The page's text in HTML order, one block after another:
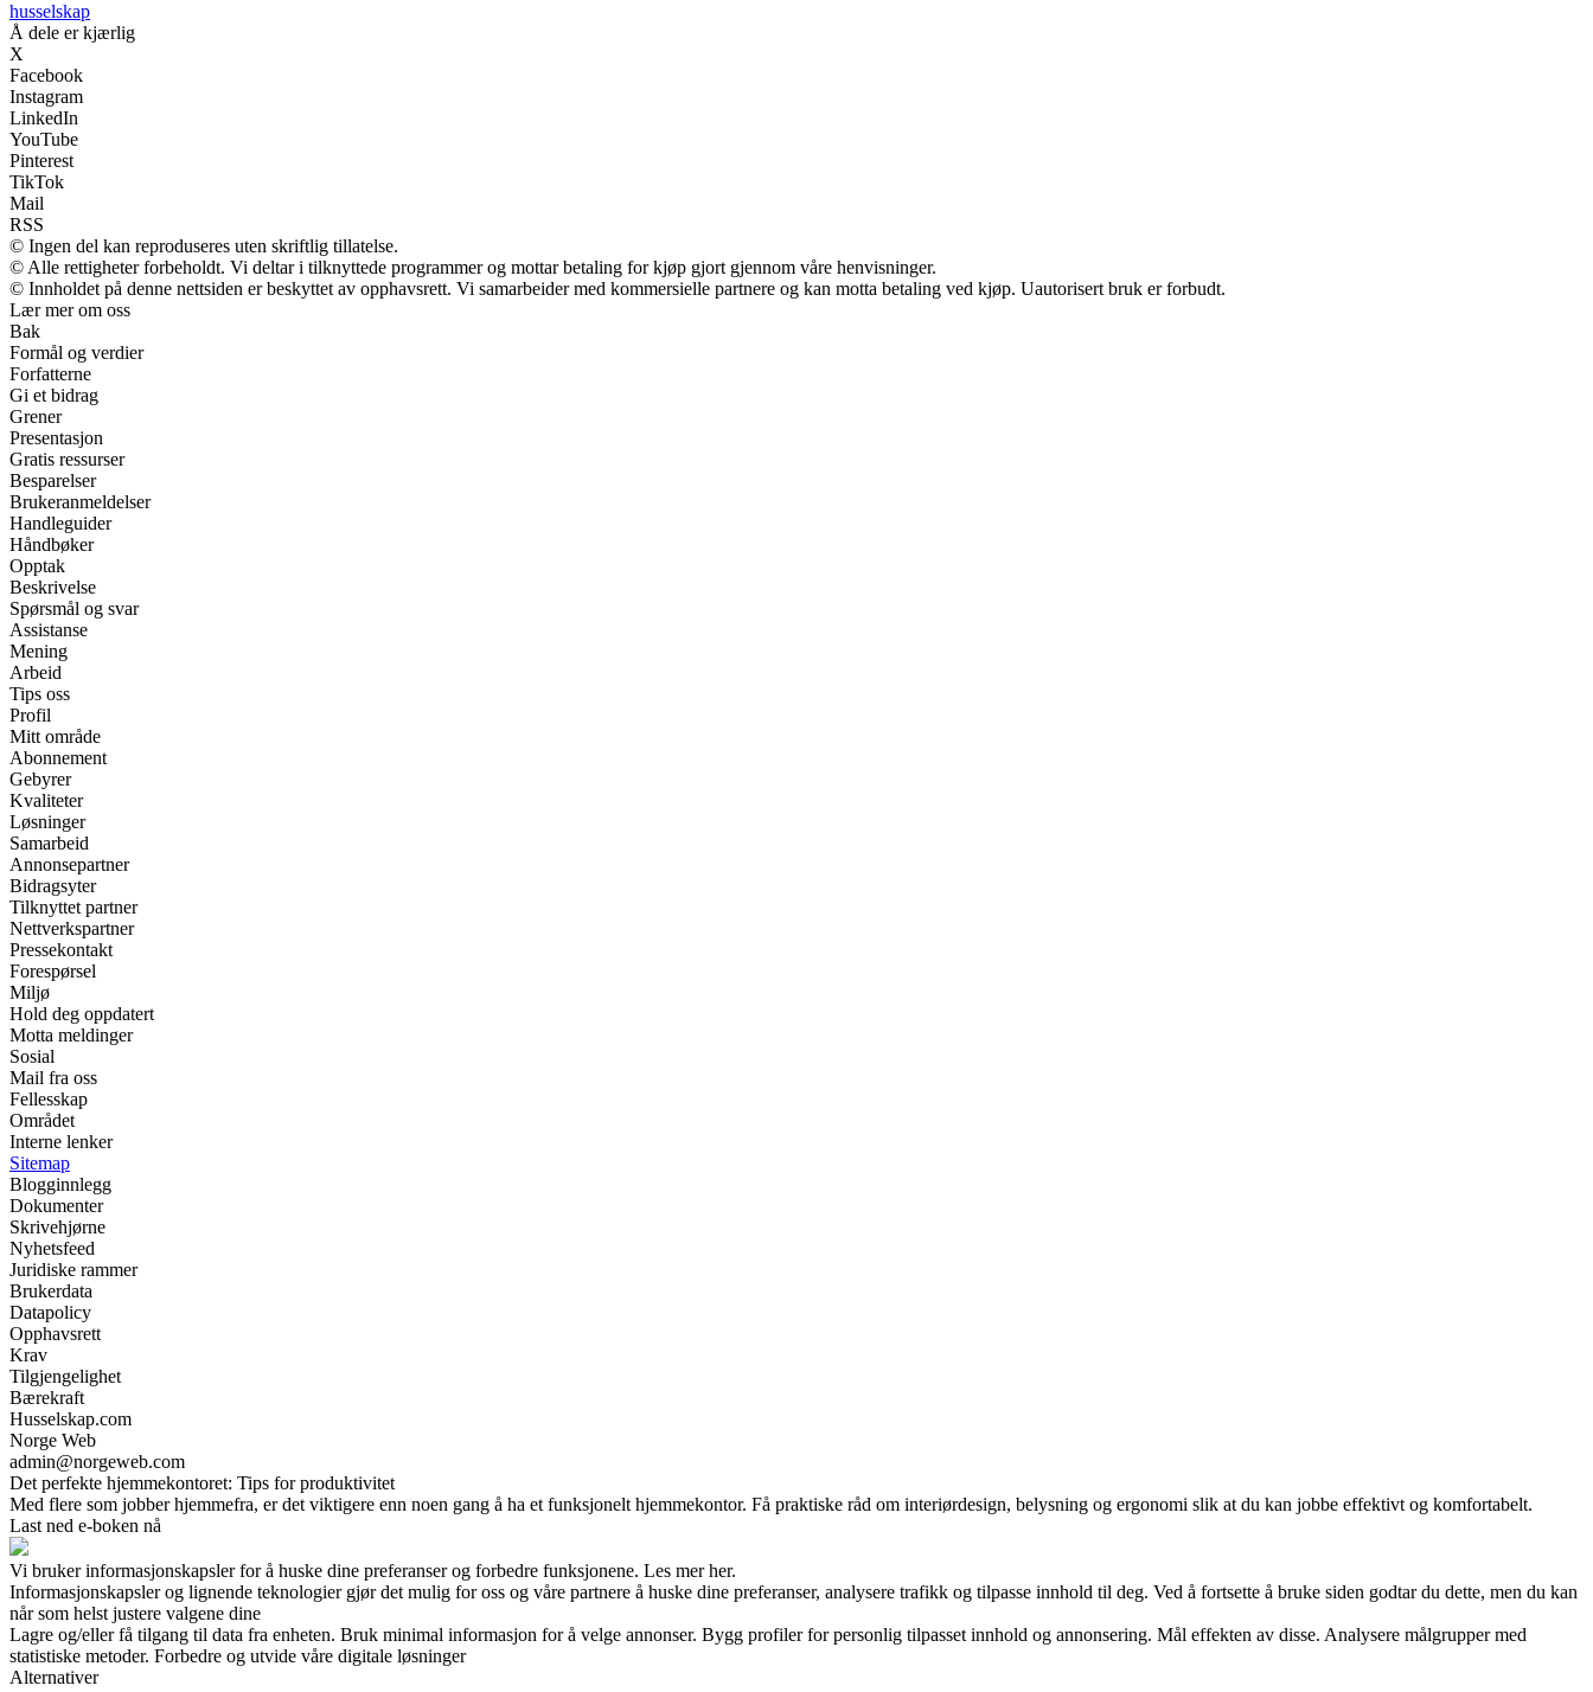
husselskap
Å dele er kjærlig
X
Facebook
Instagram
LinkedIn
YouTube
Pinterest
TikTok
Mail
RSS
© Ingen del kan reproduseres uten skriftlig tillatelse.
© Alle rettigheter forbeholdt. Vi deltar i tilknyttede programmer og mottar betaling for kjøp gjort gjennom våre henvisninger.
© Innholdet på denne nettsiden er beskyttet av opphavsrett. Vi samarbeider med kommersielle partnere og kan motta betaling ved kjøp. Uautorisert bruk er forbudt.
Lær mer om oss
Bak
Formål og verdier
Forfatterne
Gi et bidrag
Grener
Presentasjon
Gratis ressurser
Besparelser
Brukeranmeldelser
Handleguider
Håndbøker
Opptak
Beskrivelse
Spørsmål og svar
Assistanse
Mening
Arbeid
Tips oss
Profil
Mitt område
Abonnement
Gebyrer
Kvaliteter
Løsninger
Samarbeid
Annonsepartner
Bidragsyter
Tilknyttet partner
Nettverkspartner
Pressekontakt
Forespørsel
Miljø
Hold deg oppdatert
Motta meldinger
Sosial
Mail fra oss
Fellesskap
Området
Interne lenker
Sitemap
Blogginnlegg
Dokumenter
Skrivehjørne
Nyhetsfeed
Juridiske rammer
Brukerdata
Datapolicy
Opphavsrett
Krav
Tilgjengelighet
Bærekraft
Husselskap.com
Norge Web
admin@norgeweb.com
Det perfekte hjemmekontoret: Tips for produktivitet
Med flere som jobber hjemmefra, er det viktigere enn noen gang å ha et funksjonelt hjemmekontor. Få praktiske råd om interiørdesign, belysning og ergonomi slik at du kan jobbe effektivt og komfortabelt.
Last ned e-boken nå
Vi bruker informasjonskapsler for å huske dine preferanser og forbedre funksjonene. Les mer her.
Informasjonskapsler og lignende teknologier gjør det mulig for oss og våre partnere å huske dine preferanser, analysere trafikk og tilpasse innhold til deg. Ved å fortsette å bruke siden godtar du dette, men du kan
når som helst justere valgene dine
Lagre og/eller få tilgang til data fra enheten. Bruk minimal informasjon for å velge annonser. Bygg profiler for personlig tilpasset innhold og annonsering. Mål effekten av disse. Analysere målgrupper med
statistiske metoder. Forbedre og utvide våre digitale løsninger
Alternativer